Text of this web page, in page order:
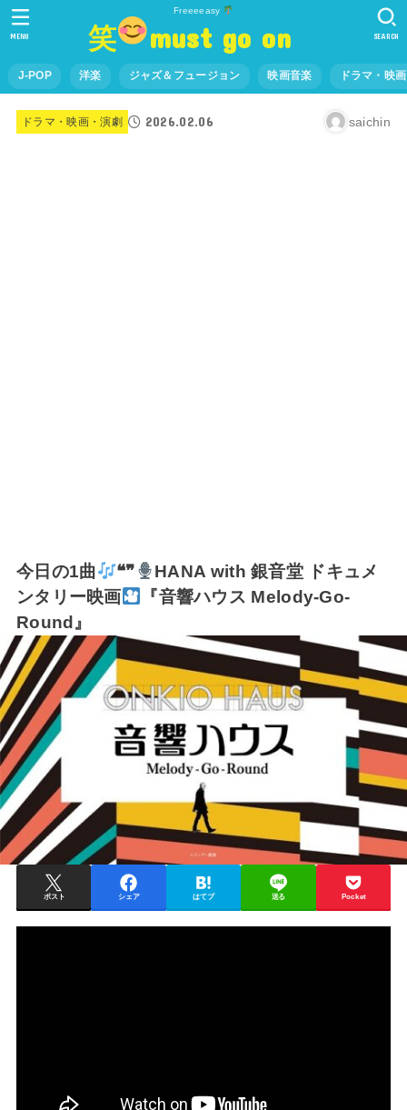
Freeeeasy
笑 must go on
J-POP 洋楽 ジャズ＆フュージョン 映画音楽 ドラマ・映
SEARCH
MENU
ドラマ・映画・演劇 2026.02.06 saichin
今日の1曲 ❝❞
HANA with 銀音堂 ドキュメ
ンタリー映画
『音響ハウス Melody-Go-
Round』
ポスト シェア はてブ 送る Pocket